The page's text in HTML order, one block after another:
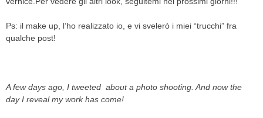
Ps: il make up, l’ho realizzato io, e vi svelerò i miei “trucchi” fra
qualche post!
A few days ago, I tweeted about a photo shooting. And now the
day I reveal my work has come!